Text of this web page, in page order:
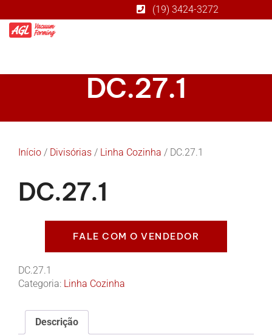
DC.27.1
(19) 3424-3272
Início / Divisórias / Linha Cozinha / DC.27.1
DC.27.1
FALE COM O VENDEDOR
DC.27.1
Categoria: Linha Cozinha
Descrição